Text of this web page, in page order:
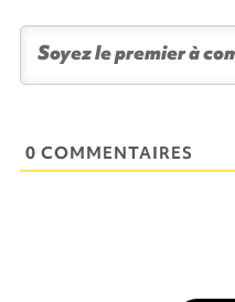
0 COMMENTAIRES